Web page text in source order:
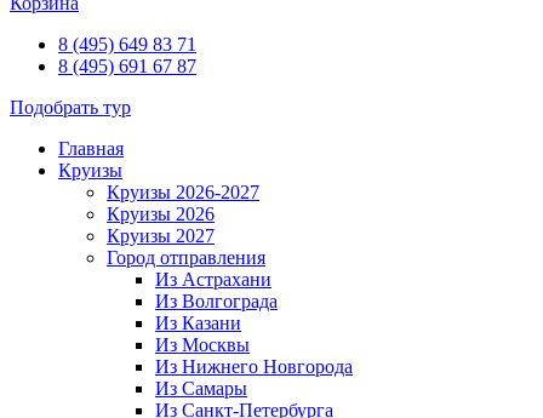
8 (495) 649 83 71
8 (495) 691 67 87
Подобрать тур
Главная
Круизы
Круизы 2026-2027
Круизы 2026
Круизы 2027
Город отправления
Из Астрахани
Из Волгограда
Из Казани
Из Москвы
Из Нижнего Новгорода
Из Самары
Из Санкт-Петербурга